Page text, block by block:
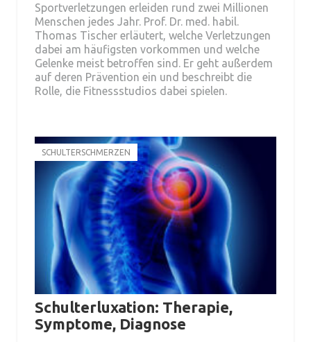
Sportverletzungen erleiden rund zwei Millionen
Menschen jedes Jahr. Prof. Dr. med. habil.
Thomas Tischer erläutert, welche Verletzungen
dabei am häufigsten vorkommen und welche
Gelenke meist betroffen sind. Er geht außerdem
auf deren Prävention ein und beschreibt die
Rolle, die Fitnessstudios dabei spielen.
SCHULTERSCHMERZEN
Schulterluxation: Therapie,
Symptome, Diagnose